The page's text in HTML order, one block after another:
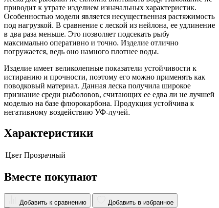
приводит к утрате изделием изначальных характеристик.
Особенностью модели является несущественная растяжимость
под нагрузкой. В сравнение с леской из нейлона, ее удлинение
в два раза меньше. Это позволяет подсекать рыбу
максимально оперативно и точно. Изделие отлично
погружается, ведь оно намного плотнее воды.
Изделие имеет великолепные показатели устойчивости к
истиранию и прочности, поэтому его можно применять как
поводковый материал. Данная леска получила широкое
признание среди рыболовов, считающих ее едва ли не лучшей
моделью на базе флюрокарбона. Продукция устойчива к
негативному воздействию УФ-лучей.
Характеристики
Цвет Прозрачный
Вместе покупают
Добавить к сравнению Добавить в избранное